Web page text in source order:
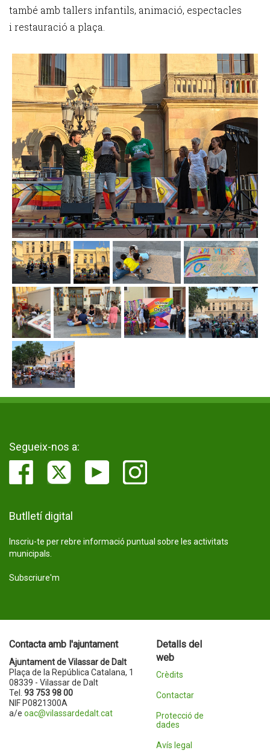
també amb tallers infantils, animació, espectacles
i restauració a plaça.
Segueix-nos a:
Butlletí digital
Inscriu-te per rebre informació puntual sobre les activitats
municipals.
Subscriure'm
Contacta amb l'ajuntament
Ajuntament de Vilassar de Dalt
Plaça de la República Catalana, 1
08339 - Vilassar de Dalt
Tel. 93 753 98 00
NIF P0821300A
a/e oac@vilassardedalt.cat
Detalls del
web
Crèdits
Contactar
Protecció de
dades
Avís legal